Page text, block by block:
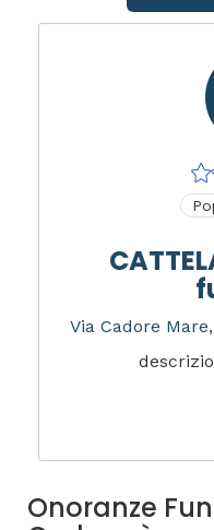
Via Cadore
Onoranze